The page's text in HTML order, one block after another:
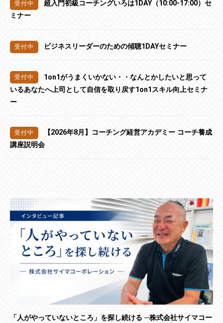
超入門初級コーチングいろは1DAY（10:00-17:00）セ
ミナー
ビジネスリーダーのための傾聴1DAYセミナー
1on1がうまくいかない・・なんとかしたいと思って
いるあなたへ上司として自信を取り戻す1on1スキル向上セミナ
ー
【2026年8月】コーチング経営アカデミー コーチ養成
講座説明会
「人がやっていないところ」を探し続ける ─株式会社サイマコー